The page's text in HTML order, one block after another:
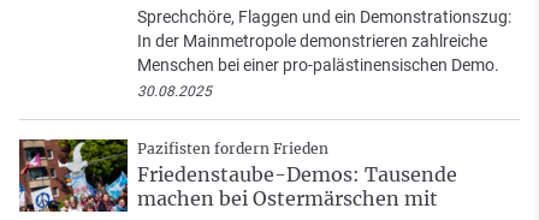
Sprechchöre, Flaggen und ein Demonstrationszug:
In der Mainmetropole demonstrieren zahlreiche
Menschen bei einer pro-palästinensischen Demo.
30.08.2025
Pazifisten fordern Frieden
Friedenstaube-Demos: Tausende
machen bei Ostermärschen mit